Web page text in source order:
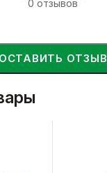
0 отзывов
ОСТАВИТЬ ОТЗЫВ